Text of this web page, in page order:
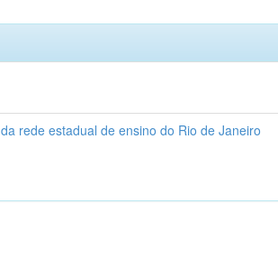
rede estadual de ensino do Rio de Janeiro